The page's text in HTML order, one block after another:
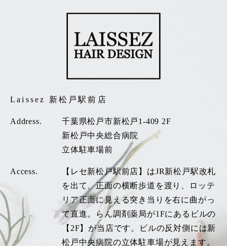
Laissez 新松戸駅前店
Address.
千葉県松戸市新松戸1-409 2F
新松戸中央総合病院
立体駐車場前
Access.
【レセ新松戸駅前店】はJR新松戸駅改札
を出て、正面の横断歩道を渡り、ロッテ
リア正面に見える突き当りを右に曲がっ
て直進。らん調剤薬局が1Fにあるビルの
【2F】が当店です。ビルの反対側には新
松戸中央病院の立体駐車場が見えます。